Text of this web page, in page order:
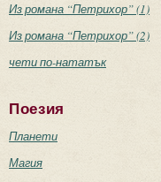
Из романа “Петрихор” (1)
Из романа “Петрихор” (2)
чети по-нататък
Поезия
Планети
Магия